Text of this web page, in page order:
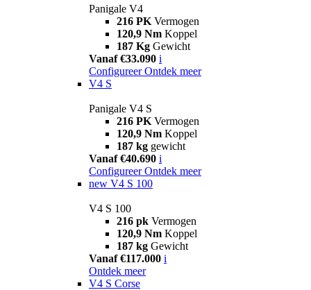
Panigale V4
216 PK Vermogen
120,9 Nm Koppel
187 Kg Gewicht
Vanaf €33.090 i
Configureer Ontdek meer
V4 S
Panigale V4 S
216 PK Vermogen
120,9 Nm Koppel
187 kg gewicht
Vanaf €40.690 i
Configureer Ontdek meer
new V4 S 100
V4 S 100
216 pk Vermogen
120,9 Nm Koppel
187 kg Gewicht
Vanaf €117.000 i
Ontdek meer
V4 S Corse